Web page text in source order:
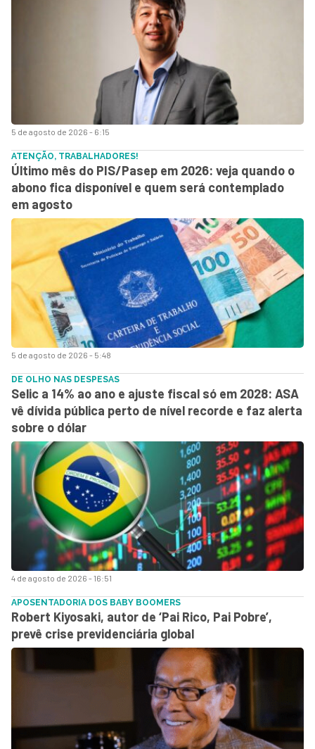
5 de agosto de 2026 - 6:15
5 de agosto de 2026 - 5:48
ATENÇÃO, TRABALHADORES!
Último mês do PIS/Pasep em 2026: veja quando o
abono fica disponível e quem será contemplado
em agosto
4 de agosto de 2026 - 16:51
DE OLHO NAS DESPESAS
Selic a 14% ao ano e ajuste fiscal só em 2028: ASA
vê dívida pública perto de nível recorde e faz alerta
sobre o dólar
APOSENTADORIA DOS BABY BOOMERS
Robert Kiyosaki, autor de ‘Pai Rico, Pai Pobre’,
prevê crise previdenciária global